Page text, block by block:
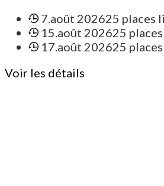
7.août 202625 places
15.août 202625
17.août 202625
Voir les détails